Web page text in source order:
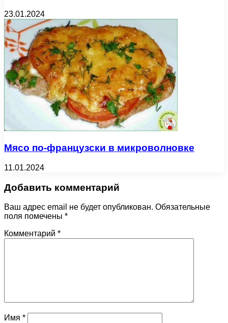
23.01.2024
Мясо по-французски в микроволновке
11.01.2024
Добавить комментарий
Ваш адрес email не будет опубликован. Обязательные
поля помечены *
Комментарий *
Имя *